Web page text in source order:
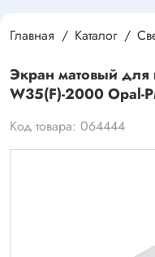
Главная Каталог
Экран матовый для
W35(F)-2000 Opal-
Код товара: 064444